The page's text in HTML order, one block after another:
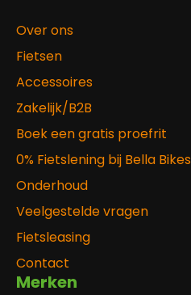
Over ons
Fietsen
Accessoires
Zakelijk/B2B
Boek een gratis proefrit
0% Fietslening bij Bella Bikes
Onderhoud
Veelgestelde vragen
Fietsleasing
Contact
Merken